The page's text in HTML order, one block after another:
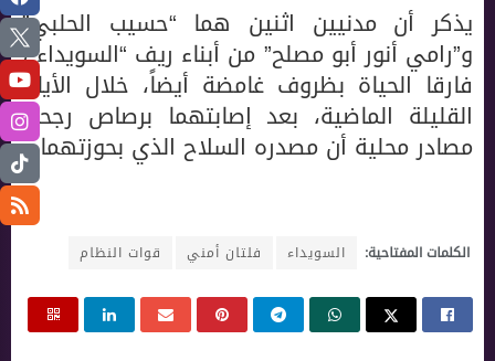
يذكر أن مدنيين اثنين هما “حسيب الحلبي”
و”رامي أنور أبو مصلح” من أبناء ريف “السويداء”،
فارقا الحياة بظروف غامضة أيضاً، خلال الأيام
القليلة الماضية، بعد إصابتهما برصاص رجحت
مصادر محلية أن مصدره السلاح الذي بحوزتهما.
الكلمات المفتاحية: السويداء فلتان أمني قوات النظام